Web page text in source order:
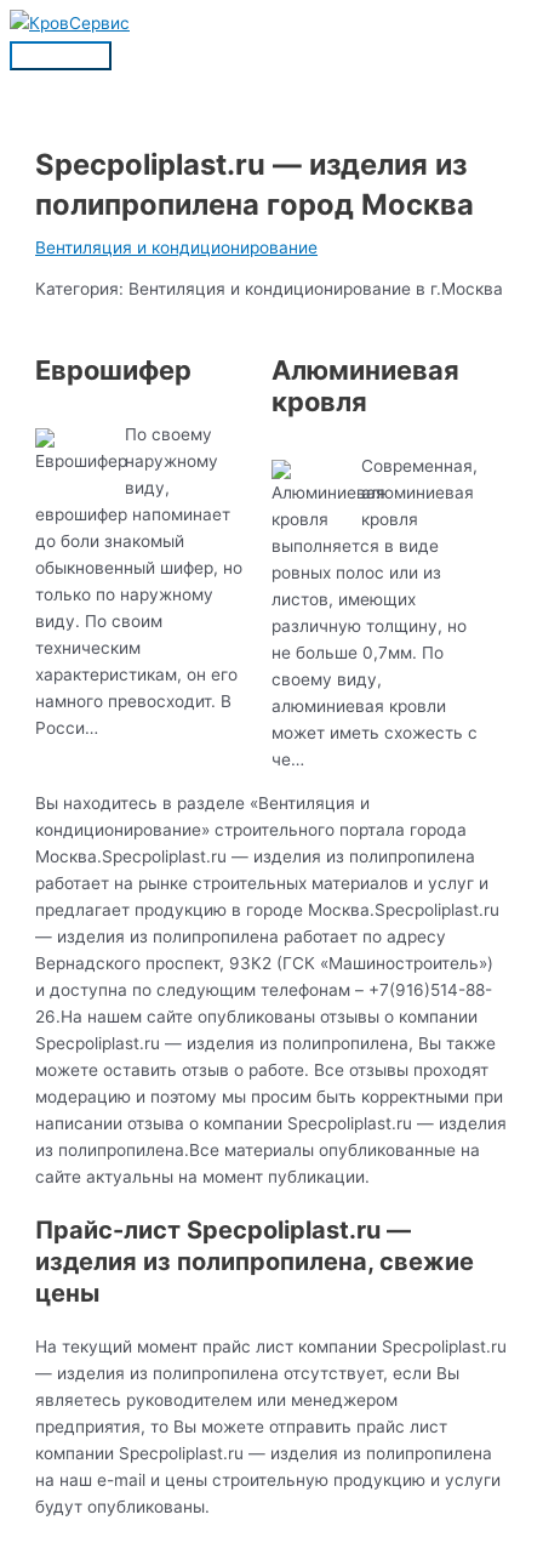
Перейти
к
содержимому
Главное
Specpoliplast.ru — изделия из
полипропилена город Москва
Вентиляция и кондиционирование
Категория: Вентиляция и кондиционирование в г.Москва
Еврошифер
По своему
наружному
виду,
еврошифер напоминает
до боли знакомый
обыкновенный шифер, но
только по наружному
виду. По своим
техническим
характеристикам, он его
намного превосходит. В
Росси…
Алюминиевая
кровля
Современная,
алюминиевая
кровля
выполняется в виде
ровных полос или из
листов, имеющих
различную толщину, но
не больше 0,7мм. По
своему виду,
алюминиевая кровли
может иметь схожесть с
че…
Вы находитесь в разделе «Вентиляция и
кондиционирование» строительного портала города
Москва.Specpoliplast.ru — изделия из полипропилена
работает на рынке строительных материалов и услуг и
предлагает продукцию в городе Москва.Specpoliplast.ru
— изделия из полипропилена работает по адресу
Вернадского проспект, 93К2 (ГСК «Машиностроитель»)
и доступна по следующим телефонам – +7(916)514-88-
26.На нашем сайте опубликованы отзывы о компании
Specpoliplast.ru — изделия из полипропилена, Вы также
можете оставить отзыв о работе. Все отзывы проходят
модерацию и поэтому мы просим быть корректными при
написании отзыва о компании Specpoliplast.ru — изделия
из полипропилена.Все материалы опубликованные на
сайте актуальны на момент публикации.
Прайс-лист Specpoliplast.ru —
изделия из полипропилена, свежие
цены
На текущий момент прайс лист компании Specpoliplast.ru
— изделия из полипропилена отсутствует, если Вы
являетесь руководителем или менеджером
предприятия, то Вы можете отправить прайс лист
компании Specpoliplast.ru — изделия из полипропилена
на наш e-mail и цены строительную продукцию и услуги
будут опубликованы.